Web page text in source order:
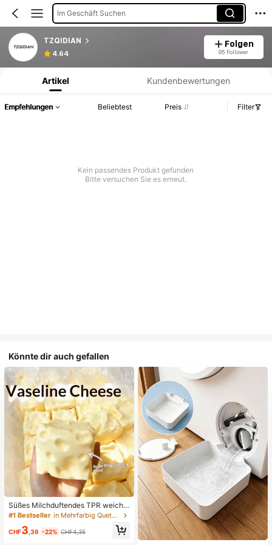
Im Geschäft Suchen
TZQIDIAN
4.64
Folgen
95 Follower
Produktinformation: Preisangabe, Verkaufs- und Lagerbestandsdetails.
Artikel Kundenbewertungen
Empfehlungen Beliebtest Preis Filter
Kein passendes Produkt gefunden
Bitte versuchen Sie es erneut.
Könnte dir auch gefallen
Süßes Milchduftendes TPR weiche
s quetschbares Dumpling-förmiges
Stressabbau-Spielzeug, 5cm niedli
ches lustiges Quetsch-Stressabbau
#1 Bestseller in Mehrfarbig Quetschspielzeug für Teenager
CHF3 ,36 -22% CHF4,35